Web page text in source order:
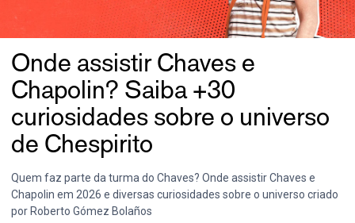
Onde assistir Chaves e
Chapolin? Saiba +30
curiosidades sobre o universo
de Chespirito
Quem faz parte da turma do Chaves? Onde assistir Chaves e
Chapolin em 2026 e diversas curiosidades sobre o universo criado
por Roberto Gómez Bolaños